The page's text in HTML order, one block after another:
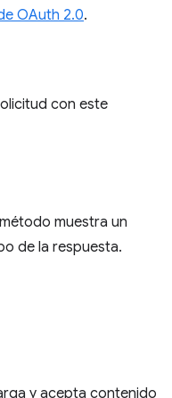
OAuth 2.0.
con este
muestra un
de la respuesta.
y acepta contenido